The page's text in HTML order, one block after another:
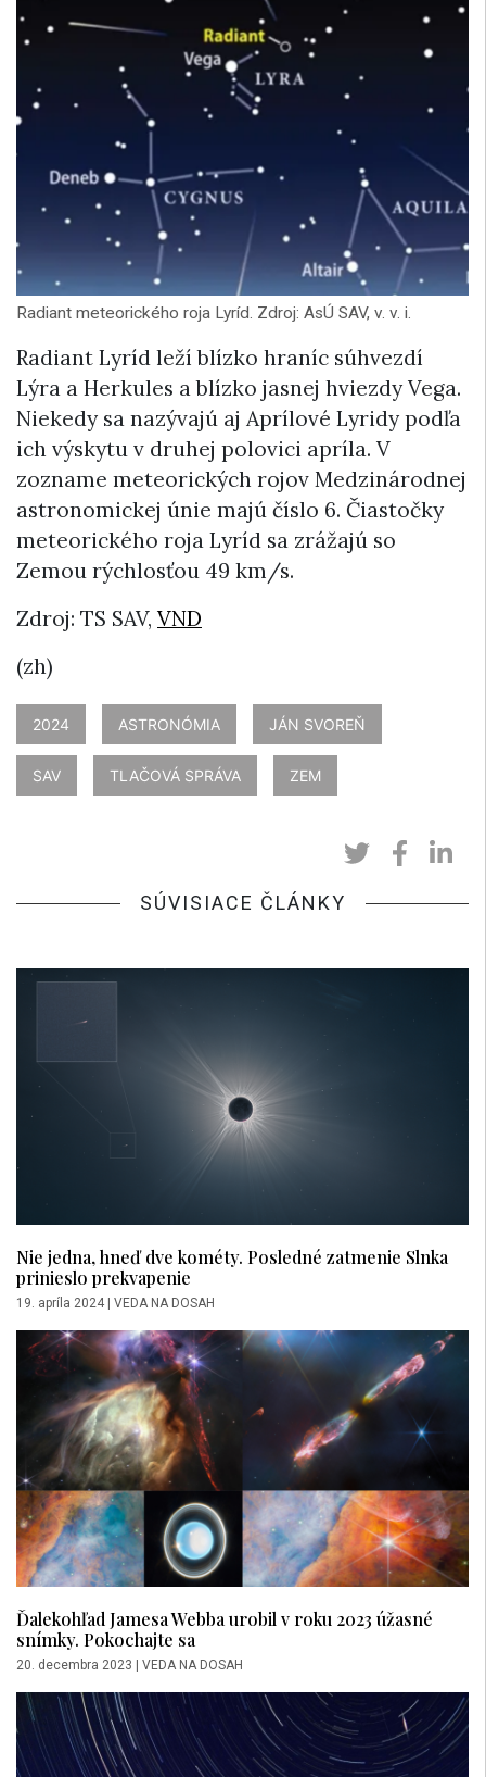
Radiant meteorického roja Lyríd. Zdroj: AsÚ SAV, v. v. i.
Radiant Lyríd leží blízko hraníc súhvezdí
Lýra a Herkules a blízko jasnej hviezdy Vega.
Niekedy sa nazývajú aj Aprílové Lyridy podľa
ich výskytu v druhej polovici apríla. V
zozname meteorických rojov Medzinárodnej
astronomickej únie majú číslo 6. Čiastočky
meteorického roja Lyríd sa zrážajú so
Zemou rýchlosťou 49 km/s.
Zdroj: TS SAV, VND
(zh)
2024 ASTRONÓMIA JÁN SVOREŇ
SAV TLAČOVÁ SPRÁVA ZEM
SÚVISIACE ČLÁNKY
Nie jedna, hneď dve kométy. Posledné zatmenie Slnka
prinieslo prekvapenie
19. apríla 2024 VEDA NA DOSAH
Ďalekohľad Jamesa Webba urobil v roku 2023 úžasné
snímky. Pokochajte sa
20. decembra 2023 VEDA NA DOSAH